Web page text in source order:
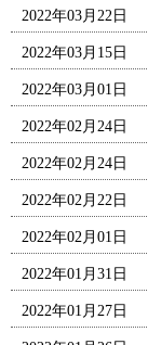
2022年03月22日
2022年03月15日
2022年03月01日
2022年02月24日
2022年02月24日
2022年02月22日
2022年02月01日
2022年01月31日
2022年01月27日